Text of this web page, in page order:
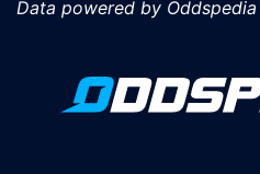
Data powered by Oddspedia